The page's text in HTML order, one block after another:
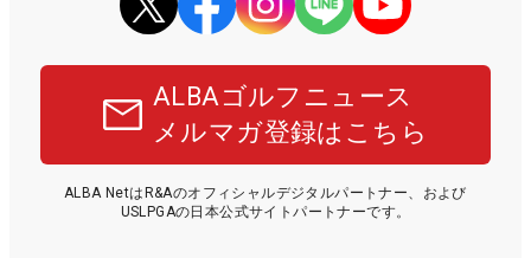
ALBAゴルフニュース
メルマガ登録はこちら
ALBA NetはR&Aのオフィシャルデジタルパートナー、および
USLPGAの日本公式サイトパートナーです。